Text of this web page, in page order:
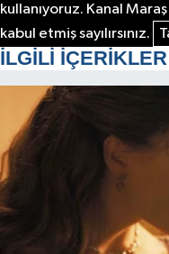
kullanıyoruz. Kanal
kabul etmiş sayılırsınız.